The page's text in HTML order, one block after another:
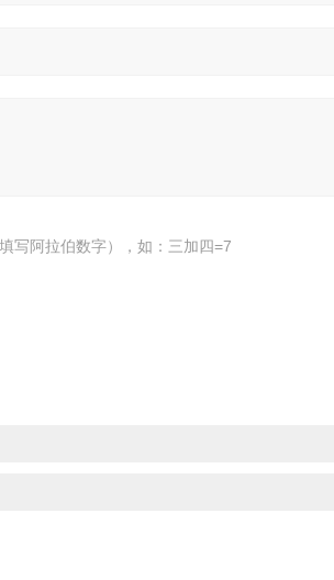
写阿拉伯数字），如：三加四=7